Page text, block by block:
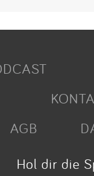
AGB
Hol dir die